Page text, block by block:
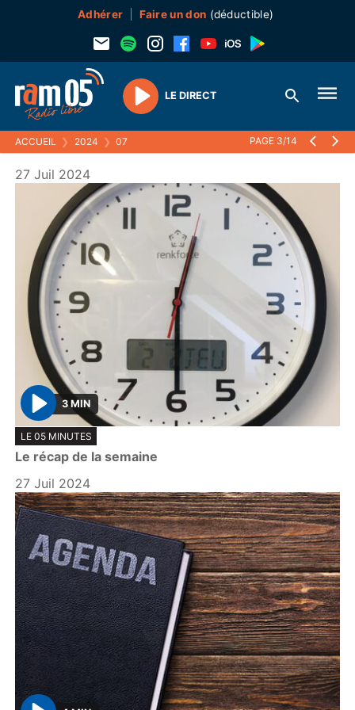
Adhérer Faire un don (déductible)
Play
LE DIRECT
ACCUEIL ❯ 2024 ❯ 07 PAGE 3/14
27 Juil 2024
P
l
a
y
3 MIN
LE 05 MINUTES
Le récap de la semaine
27 Juil 2024